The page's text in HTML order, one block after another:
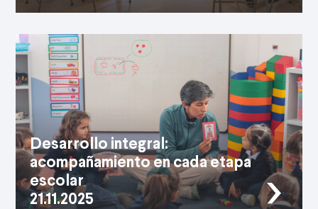
26.11.2025
Desarrollo integral:
acompañamiento en cada etapa
escolar
21.11.2025